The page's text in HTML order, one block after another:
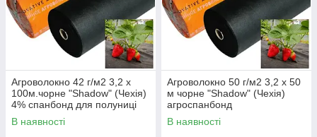
Агроволокно 42 г/м2 3,2 х
100м.чорне "Shadow" (Чехія)
4% спанбонд для полуниці
В наявності
Агроволокно 50 г/м2 3,2 х 50
м чорне "Shadow" (Чехія)
агроспанбонд
В наявності